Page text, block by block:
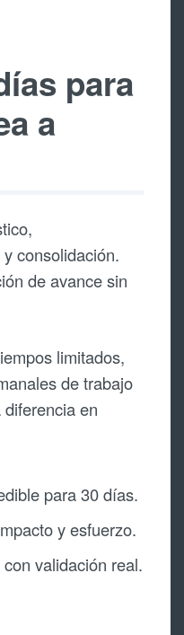
para
a
consolidación.
de avance sin
limitados,
de trabajo
en
para 30 días.
y esfuerzo.
validación real.